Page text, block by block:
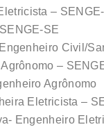
–
SE
Civil/
–
Eletricista –
Engenheiro